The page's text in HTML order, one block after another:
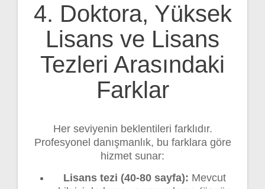
4. Doktora, Yüksek
Lisans ve Lisans
Tezleri Arasındaki
Farklar
Her seviyenin beklentileri farklıdır.
Profesyonel danışmanlık, bu farklara göre
hizmet sunar:
Lisans tezi (40-80 sayfa): Mevcut